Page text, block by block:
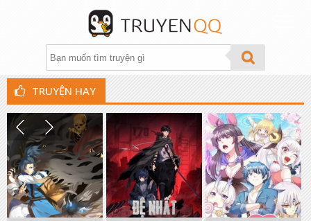
THỂ LOẠI
XẾP HẠNG
TÌM TRUYỆN
THEO DÕI
TRUYỆN HAY